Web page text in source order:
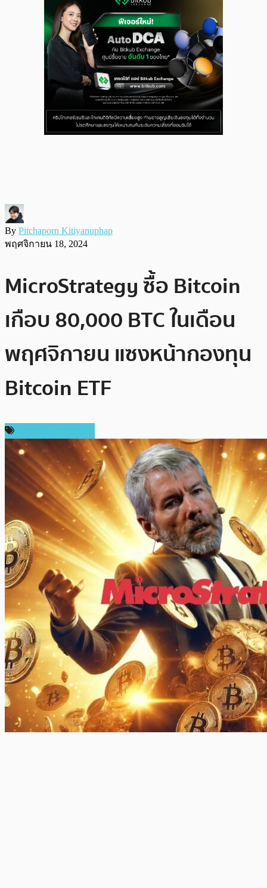
By Pitchaporn Kitiyanuphap
พฤศจิกายน 18, 2024
MicroStrategy ซื้อ Bitcoin
เกือบ 80,000 BTC ในเดือน
พฤศจิกายน แซงหน้ากองทุน
Bitcoin ETF